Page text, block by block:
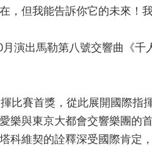
，但我能告訴你它的未來
演出馬勒第八號交響曲《
比賽首獎，從此展開國際
樂與東京大都會交響樂團
科維契的詮釋深受國際肯定